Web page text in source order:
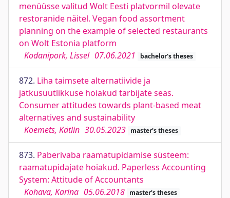
menüüsse valitud Wolt Eesti platvormil olevate
restoranide näitel. Vegan food assortment
planning on the example of selected restaurants
on Wolt Estonia platform
Kodanipork, Lissel 07.06.2021 bachelor's theses
872. Liha taimsete alternatiivide ja
jätkusuutlikkuse hoiakud tarbijate seas.
Consumer attitudes towards plant-based meat
alternatives and sustainability
Koemets, Kätlin 30.05.2023 master's theses
873. Paberivaba raamatupidamise süsteem:
raamatupidajate hoiakud. Paperless Accounting
System: Attitude of Accountants
Kohava, Karina 05.06.2018 master's theses